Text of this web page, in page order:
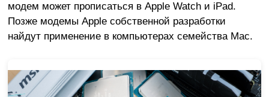
модем может прописаться в Apple Watch и iPad.
Позже модемы Apple собственной разработки
найдут применение в компьютерах семейства Mac.